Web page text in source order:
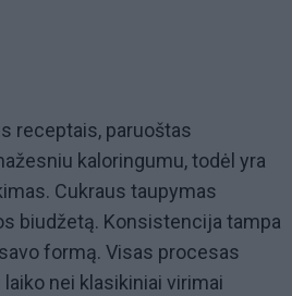
receptais, paruoštas
kaloringumu, todėl yra
Cukraus taupymas
biudžetą. Konsistencija tampa
formą. Visas procesas
nei klasikiniai virimai